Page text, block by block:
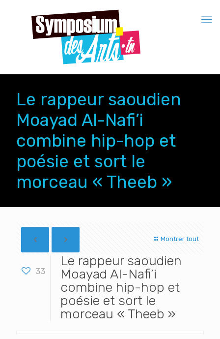
Le rappeur saoudien
Moayad Al-Nafi’i
combine hip-hop et
poésie et sort le
morceau « Theeb »
Montrer tout
33
Le rappeur saoudien
Moayad Al-Nafi’i
combine hip-hop et
poésie et sort le
morceau « Theeb »